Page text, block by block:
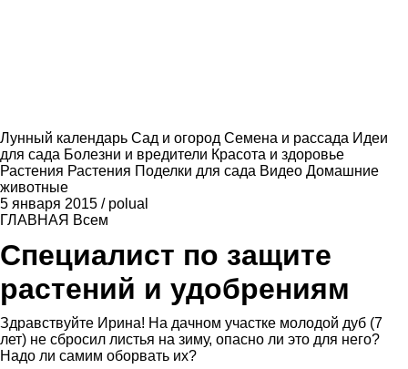
Лунный календарь Сад и огород Семена и рассада Идеи
для сада Болезни и вредители Красота и здоровье
Растения Растения Поделки для сада Видео Домашние
животные
5 января 2015 / polual
ГЛАВНАЯ Всем
Специалист по защите
растений и удобрениям
Здравствуйте Ирина! На дачном участке молодой дуб (7
лет) не сбросил листья на зиму, опасно ли это для него?
Надо ли самим оборвать их?